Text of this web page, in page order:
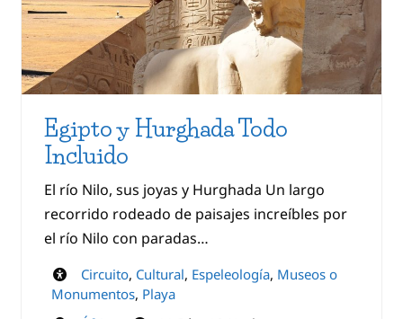
Egipto y Hurghada Todo
Incluido
El río Nilo, sus joyas y Hurghada Un largo
recorrido rodeado de paisajes increíbles por
el río Nilo con paradas…
Circuito, Cultural, Espeleología, Museos o
Monumentos, Playa